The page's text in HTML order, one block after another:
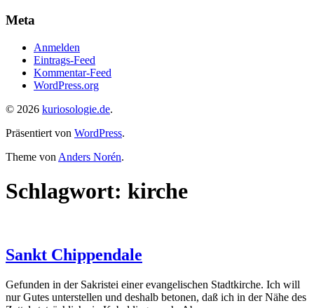
Meta
Anmelden
Eintrags-Feed
Kommentar-Feed
WordPress.org
© 2026 kuriosologie.de.
Präsentiert von WordPress.
Theme von Anders Norén.
Schlagwort: kirche
Sankt Chippendale
Gefunden in der Sakristei einer evangelischen Stadtkirche. Ich will
nur Gutes unterstellen und deshalb betonen, daß ich in der Nähe des